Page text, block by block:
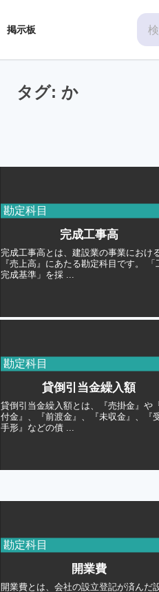
掲示板
for:
タグ: か
勘定科目
完成工事高
完成工事高とは、建設業の事業におけ
『売上高』にあたる勘定科目です。 「
完成基準」を採 ...
勘定科目
貸倒引当金繰入額
貸倒引当金繰入額とは、『売掛金』や
付金』、『前渡金』、『未収金』、『
手形』などの債 ...
勘定科目
開業費
開業費とは、会社の設立登記が済んだ